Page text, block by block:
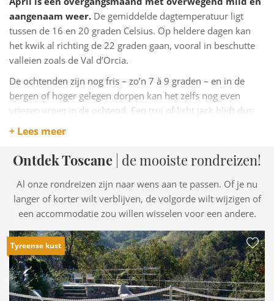
aangenaam weer. De gemiddelde dagtemperatuur ligt
tussen de 16 en 20 graden Celsius. Op heldere dagen kan
het kwik al richting de 22 graden gaan, vooral in beschutte
valleien zoals de Val d’Orcia.
De ochtenden zijn nog fris – zo’n 7 à 9 graden – en in de
bergen of hoger gelegen dorpen kan het zelfs nog even
vriezen vroeg in de ochtend. Een trui of licht jack blijft dus
nodig, zeker bij het vallen van de avond.
zijn nu nog goed merkbaar. Rond Livorno of de Maremma
Mugello nog koeler en vochtiger kan zijn.
+ Lees meer
Ontdek Toscane | de mooiste rondreizen!
Al onze rondreizen zijn naar wens aan te passen. Of je nu
langer of korter wilt verblijven, de volgorde wilt wijzigen of
een accommodatie zou willen wisselen voor een andere.
Tyreense kust